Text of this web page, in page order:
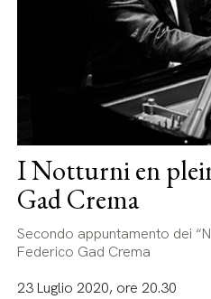
I Notturni en
Gad Crema
Secondo appuntamento dei
Federico Gad Crema
23 Luglio 2020, ore 20.30